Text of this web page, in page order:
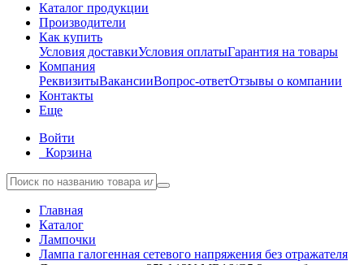
Каталог продукции
Производители
Как купить
Условия доставкиУсловия оплатыГарантия на товары
Компания
РеквизитыВакансииВопрос-ответОтзывы о компании
Контакты
Еще
Войти
Корзина
Главная
Каталог
Лампочки
Лампа галогенная сетевого напряжения без отражателя